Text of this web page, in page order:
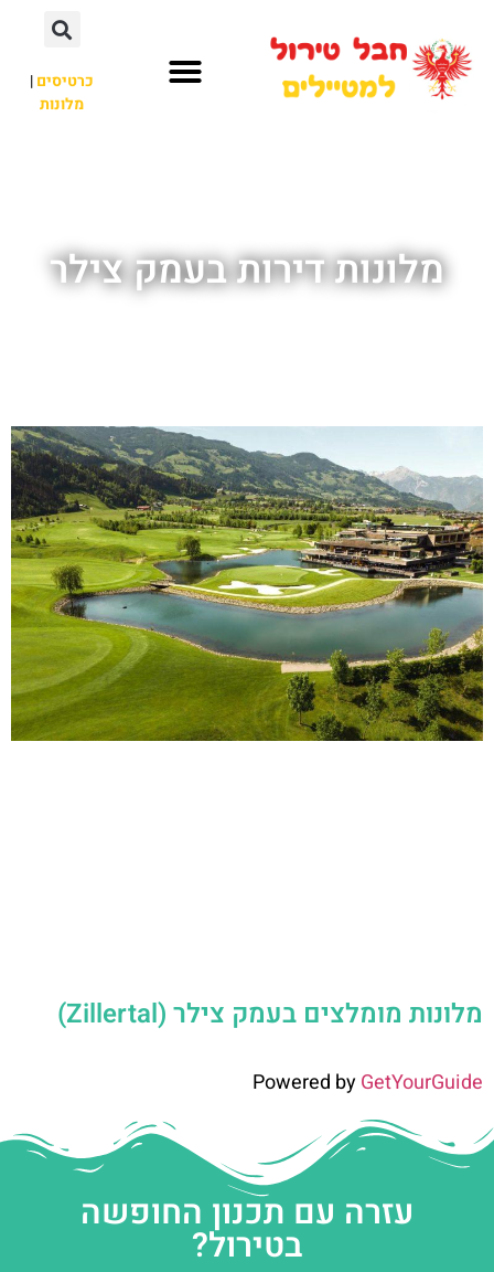
כרטיסים|
מלונות
מלונות דירות בעמק צילר
מלונות מומלצים בעמק צילר (Zillertal)
Powered byGetYourGuide
עזרה עם תכנון החופשה
בטירול?